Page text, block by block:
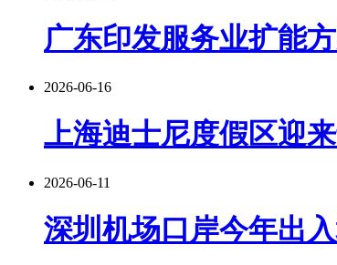
广东印发服务业扩能
2026-06-16
上海迪士尼度假区迎
2026-06-11
深圳机场口岸今年出